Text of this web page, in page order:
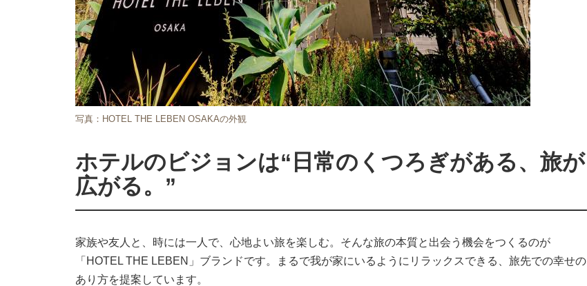
写真：HOTEL THE LEBEN OSAKAの外観
ホテルのビジョンは“日常のくつろぎがある、旅が
広がる。”
家族や友人と、時には一人で、心地よい旅を楽しむ。そんな旅の本質と出会う機会をつくるのが
「HOTEL THE LEBEN」ブランドです。まるで我が家にいるようにリラックスできる、旅先での幸せの
あり方を提案しています。